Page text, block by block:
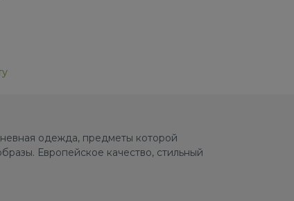
одежда, предметы которой
Европейское качество, стильный